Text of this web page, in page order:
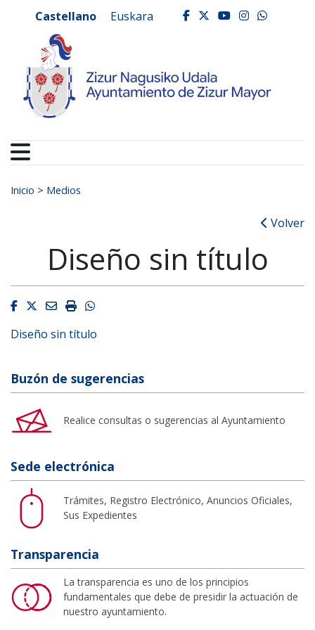
Ayuntamiento de
Castellano Euskara facebook
twitter
youtube
Buscar:
Inicio > Medios
Volver
Diseño sin título
Facebook
Twitter
EmailImprimirWhatsapp
Diseño sin título
Buzón de sugerencias
Realice consultas o sugerencias al Ayuntamiento
Sede electrónica
Trámites, Registro Electrónico, Anuncios Oficiales,
Sus Expedientes
Transparencia
La transparencia es uno de los principios
fundamentales que debe de presidir la actuación de
nuestro ayuntamiento.